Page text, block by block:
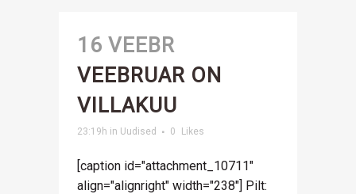
16 VEEBR
VEEBRUAR ON
VILLAKUU
23:19h in Uudised 0 Likes
[caption id="attachment_10711"
align="alignright" width="238"] Pilt: